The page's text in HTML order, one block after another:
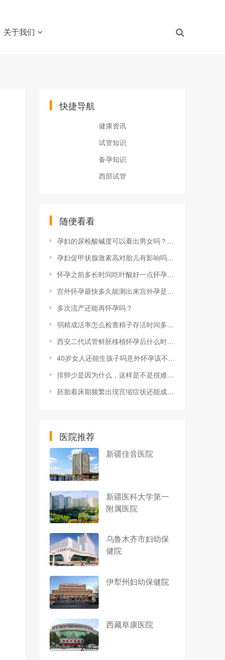
关于我们
快捷导航
健康资讯
试管知识
备孕知识
西部试管
随便看看
孕妇的尿检酸碱度可以看出男女吗？孕期如何准确测性别？
孕妇促甲状腺激素高对胎儿有影响吗孕妇促甲状腺激素偏高的症状有哪些 正常了可以停药吗
怀孕之前多长时间吃叶酸好一点怀孕前多久吃叶酸比较好 备孕必须要了解的知识
宫外怀孕最快多久能测出来宫外孕是什么，宫外怀孕多久能测出来？
多次流产还能再怀孕吗？
弱精成活率怎么检查精子存活时间多久？一般精子进去后多久怀孕？
西安二代试管鲜胚移植怀孕后什么时候做次四维彩超
40岁女人还能生孩子吗意外怀孕该不该要
排卵少是因为什么，这样是不是很难怀孕了
胚胎着床期频繁出现宫缩症状还能成功受孕吗？
医院推荐
新疆佳音医院
新疆医科大学第一
附属医院
乌鲁木齐市妇幼保
健院
伊犁州妇幼保健院
西藏阜康医院